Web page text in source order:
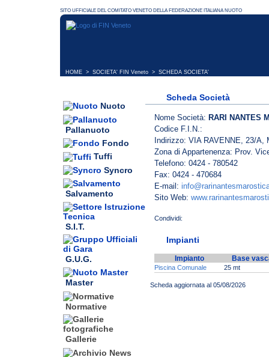
HOME > SOCIETA' FIN Veneto > SCHEDA SOCIETA'
Nuoto
Pallanuoto
Fondo
Tuffi
Syncro
Salvamento
S.I.T.
G.U.G.
Master
Normative
Gallerie
Scheda Società
Nome Società: RARI NANTES
Codice F.I.N.:
Indirizzo: VIA RAVENNE, 23/A,
Zona di Appartenenza: Prov.
Telefono: 0424 - 780542
Fax: 0424 - 470684
E-mail:
Sito Web:
Impianti
Impianto Base
Piscina Comunale 25 mt
Scheda aggiornata al 05/08/2026